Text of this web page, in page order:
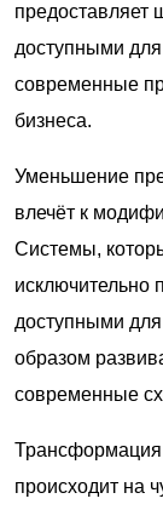
предоставляет
доступными
современные
бизнеса.
Уменьшение
влечёт к
Системы,
доступными
образом
современные
происходит на